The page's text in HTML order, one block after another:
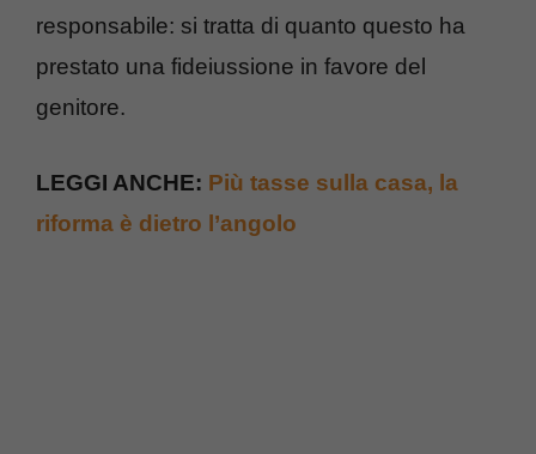
responsabile: si tratta di quanto questo ha
prestato una fideiussione in favore del
genitore.
LEGGI ANCHE: Più tasse sulla casa, la
riforma è dietro l’angolo